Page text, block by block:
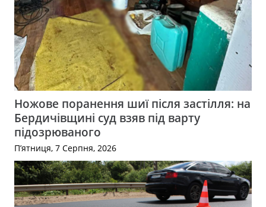
Ножове поранення шиї після застілля: на
Бердичівщині суд взяв під варту
підозрюваного
П’ятниця, 7 Серпня, 2026